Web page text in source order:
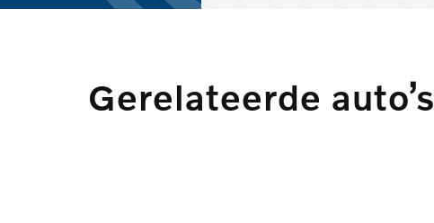
Gerelateerde auto’s